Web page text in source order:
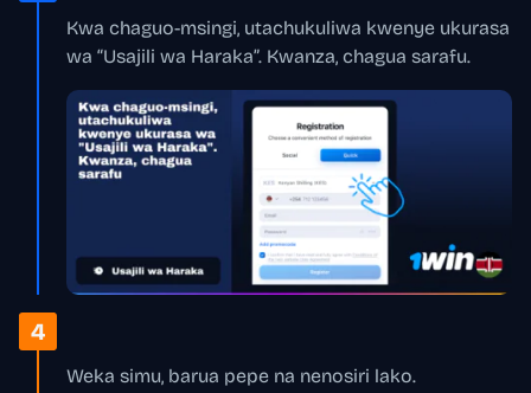
Kwa chaguo-msingi, utachukuliwa kwenye ukurasa
wa “Usajili wa Haraka”. Kwanza, chagua sarafu.
4
Weka simu, barua pepe na nenosiri lako.